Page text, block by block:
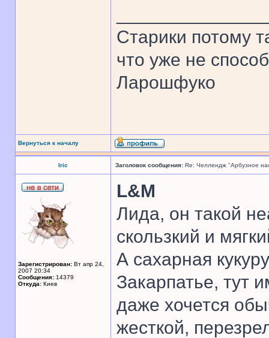
Старики потому
что уже не
Ларошфуко
Вернуться к началу
Iric Заголовок сообщения: Re: Челлендж "Арбузное
Зарегистрирован: Вт апр 24,
2007 20:34
Сообщения: 14379
Откуда: Киев
L&M
Лида, он такой
скользкий и
А сахарная
Закарпатье, тут
даже хочется
жесткой,